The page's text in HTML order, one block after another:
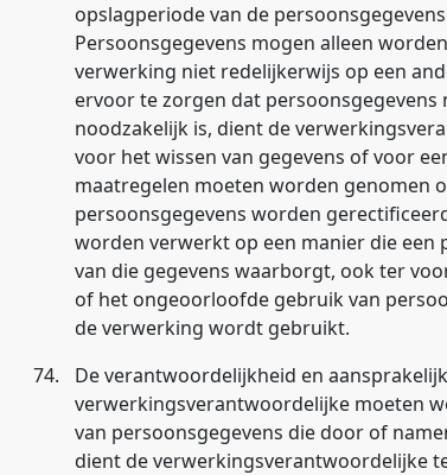
opslagperiode van de
Persoonsgegevens mogen alleen
verwerking niet redelijkerwijs op een
ervoor te zorgen dat
noodzakelijk is, dient de
voor het wissen van gegevens of voor
maatregelen moeten worden genomen
persoonsgegevens worden
worden verwerkt op een manier die een
van die gegevens waarborgt, ook ter
of het ongeoorloofde gebruik van
de verwerking wordt gebruikt.
74.
De verantwoordelijkheid en
verwerkingsverantwoordelijke moeten
van persoonsgegevens die door of
dient de verwerkingsverantwoordelijke